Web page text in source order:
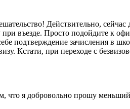
Действительно,
въезде. Просто подойдите к
подтверждение зачисления в
Кстати, при переходе с
что я добровольно прошу